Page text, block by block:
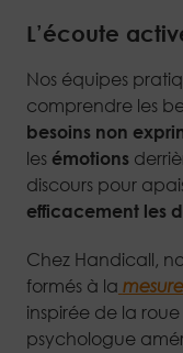
L’écoute
Nos équipes
comprendre les
besoins non
les émotions
discours pour
efficacement les
Chez Handicall,
formés à la
inspirée de la
psychologue